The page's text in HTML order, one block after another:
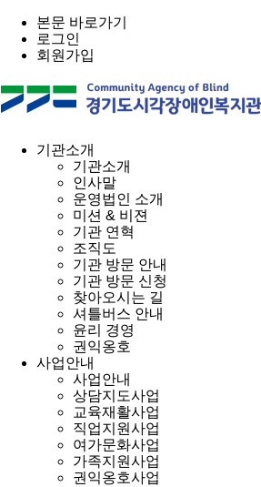
본문 바로가기
로그인
회원가입
기관소개
기관소개
인사말
운영법인 소개
미션 & 비젼
기관 연혁
조직도
기관 방문 안내
기관 방문 신청
찾아오시는 길
셔틀버스 안내
윤리 경영
권익옹호
사업안내
사업안내
상담지도사업
교육재활사업
직업지원사업
여가문화사업
가족지원사업
권익옹호사업